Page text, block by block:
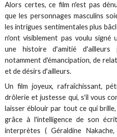
Alors certes, ce film n'est pas
que les personnages masculins
les intrigues sentimentales plus
n'ont visiblement pas voulu signé
une histoire d'amitié
notamment d'émancipation, de
et de désirs d'ailleurs.
Un film joyeux, rafraîchissant,
drôlerie et justesse qui, s'il vous
laisser éblouir par tout ce qui
grâce à l'intelligence de son
interprètes ( Géraldine